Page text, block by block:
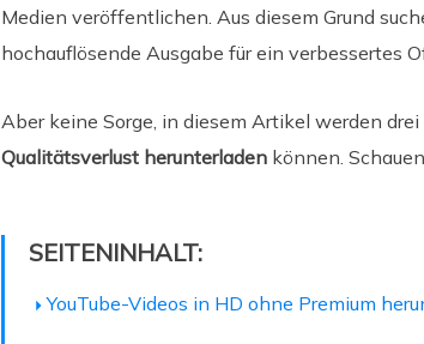
Medien veröffentlichen. Aus diesem Grund
hochauflösende Ausgabe für ein verbessertes
Aber keine Sorge, in diesem Artikel werden
Qualitätsverlust herunterladen können.
SEITENINHALT:
YouTube-Videos in HD ohne Premium